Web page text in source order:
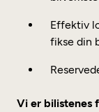
Effektiv
fikse din
Vi er bilistenes